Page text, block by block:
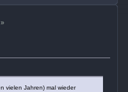
vielen Jahren) mal wieder